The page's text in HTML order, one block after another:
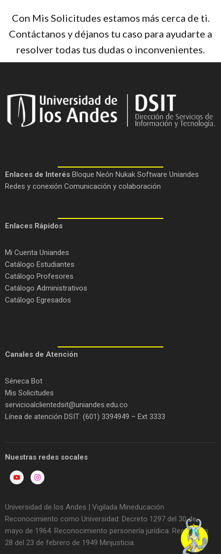
Con Mis Solicitudes estamos más cerca de ti.
Contáctanos y déjanos tu caso para ayudarte a
resolver todas tus dudas o inconvenientes.
Enlaces de Interés Bloque Neón Nukak Software Uniandes
Redes y conexión Comunicación y colaboración
Enlaces Rápidos
Mi Cuenta Uniandes
Catálogo Estudiantes
Catálogo Profesores
Catálogo Administrativos
Catálogo Egresados
Canales de Atención
Séneca Bot
Mis Solicitudes
servicioalclientedsit@uniandes.edu.co
Línea de atención DSIT: (601) 3394949 – Ext 3333
Nuestras redes socales
Universidad de los Andes | Vigilada Mineducación
Reconocimiento como Universidad: Decreto 1297 del 30 de
mayo de 1964. Reconocimiento personería jurídica: Resolución
28 del 23 de febrero de 1949 Minjusticia.